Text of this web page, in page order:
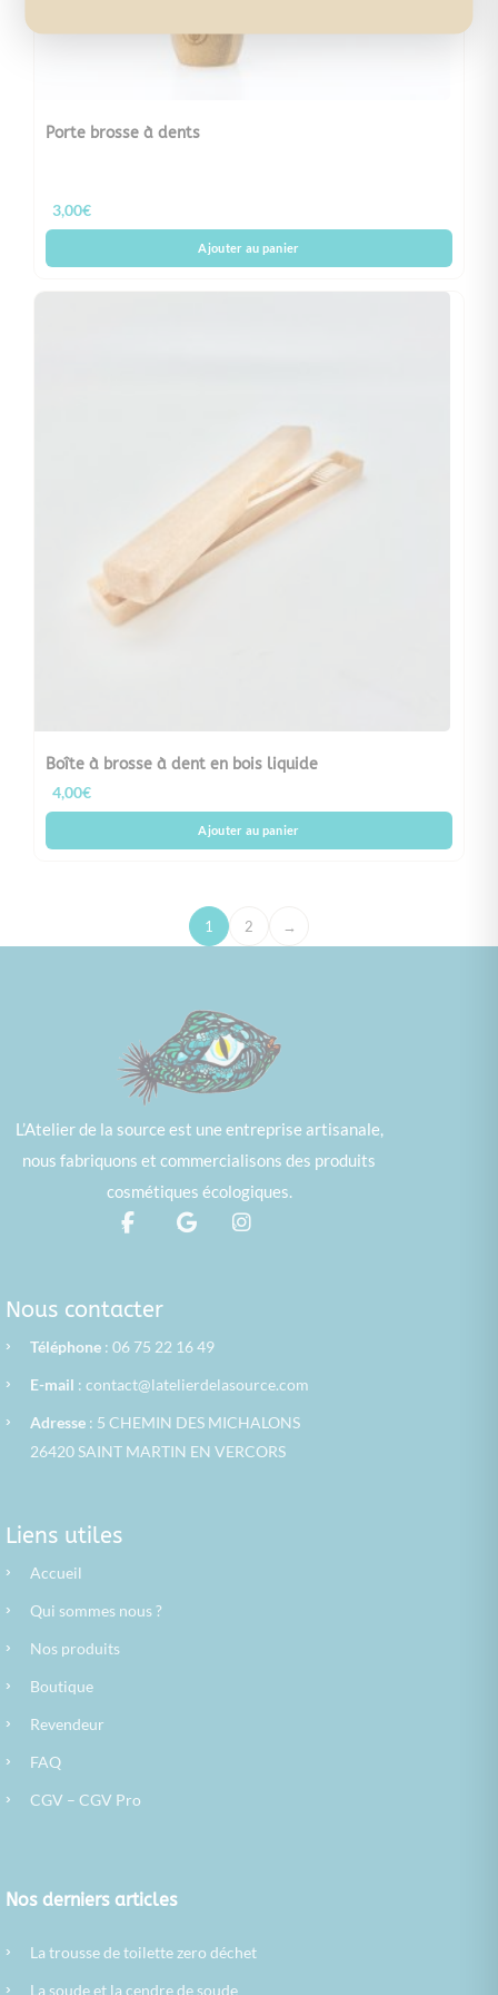
Porte brosse à dents
3,00€
Ajouter au panier
Boîte à brosse à dent en bois liquide
4,00€
Ajouter au panier
1 2 →
L’Atelier de la source est une entreprise artisanale,
nous fabriquons et commercialisons des produits
cosmétiques écologiques.
Nous contacter
› Téléphone: 06 75 22 16 49
› E-mail : contact@latelierdelasource.com
› Adresse: 5 CHEMIN DES MICHALONS
26420 SAINT MARTIN EN VERCORS
Liens utiles
› Accueil
› Qui sommes nous ?
› Nos produits
› Boutique
› Revendeur
› FAQ
› CGV – CGV Pro
Nos derniers articles
› La trousse de toilette zero déchet
› La soude et la cendre de soude